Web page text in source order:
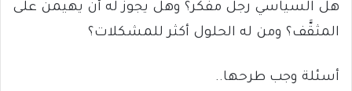
هل السياسي رجل مفكِّر؟ وهل يجوز له أن يهيمن على
المثقَّف؟ ومن له الحلول أكثر للمشكلات؟
أسئلة وجب طرحها..